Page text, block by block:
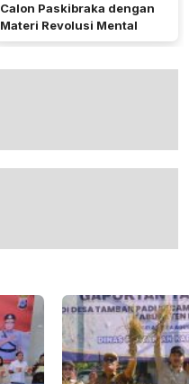
Calon Paskibraka dengan
Materi Revolusi Mental